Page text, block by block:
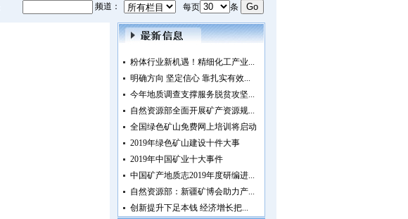
频道： 每页 条
粉体行业新机遇！精细化工产业...
明确方向 坚定信心 靠扎实有效...
今年地质调查支撑服务脱贫攻坚...
自然资源部全面开展矿产资源规...
全国绿色矿山免费网上培训将启动
2019年绿色矿山建设十件大事
2019年中国矿业十大事件
中国矿产地质志2019年度研编进...
自然资源部：新疆矿博会助力产...
创新提升下足本钱 经济增长把...